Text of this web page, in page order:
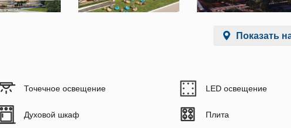
Показать
Точечное освещение LED освещение
Духовой шкаф Плита